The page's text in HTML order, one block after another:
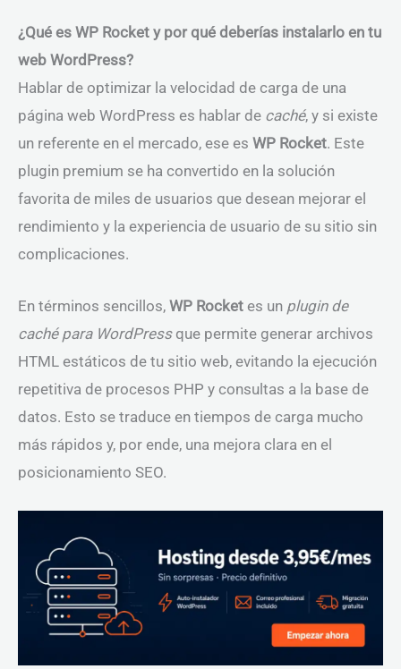
¿Qué es WP Rocket y por qué deberías instalarlo en tu
web WordPress?
Hablar de optimizar la velocidad de carga de una
página web WordPress es hablar de caché, y si existe
un referente en el mercado, ese es WP Rocket. Este
plugin premium se ha convertido en la solución
favorita de miles de usuarios que desean mejorar el
rendimiento y la experiencia de usuario de su sitio sin
complicaciones.
En términos sencillos, WP Rocket es un plugin de
caché para WordPressque permite generar archivos
HTML estáticos de tu sitio web, evitando la ejecución
repetitiva de procesos PHP y consultas a la base de
datos. Esto se traduce en tiempos de carga mucho
más rápidos y, por ende, una mejora clara en el
posicionamiento SEO.